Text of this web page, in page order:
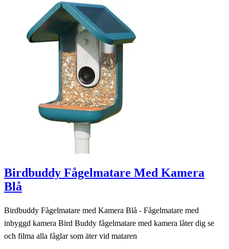
Birdbuddy Fågelmatare Med Kamera
Blå
Birdbuddy Fågelmatare med Kamera Blå - Fågelmatare med
inbyggd kamera Bird Buddy fågelmatare med kamera låter dig se
och filma alla fåglar som äter vid mataren